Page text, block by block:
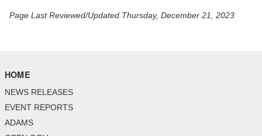
Page Last Reviewed/Updated Thursday, December 21, 2023
HOME
NEWS RELEASES
EVENT REPORTS
ADAMS